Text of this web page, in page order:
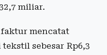
miliar.
mencatat
sebesar Rp6,3